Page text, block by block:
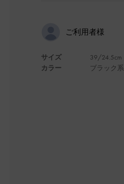
ご利用者様
サイズ
カラー
39/24.5cm
ブラック系